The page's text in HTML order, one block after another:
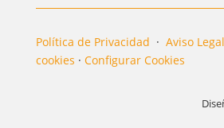
Política de Privacidad · Aviso Legal
cookies · Configurar Cookies